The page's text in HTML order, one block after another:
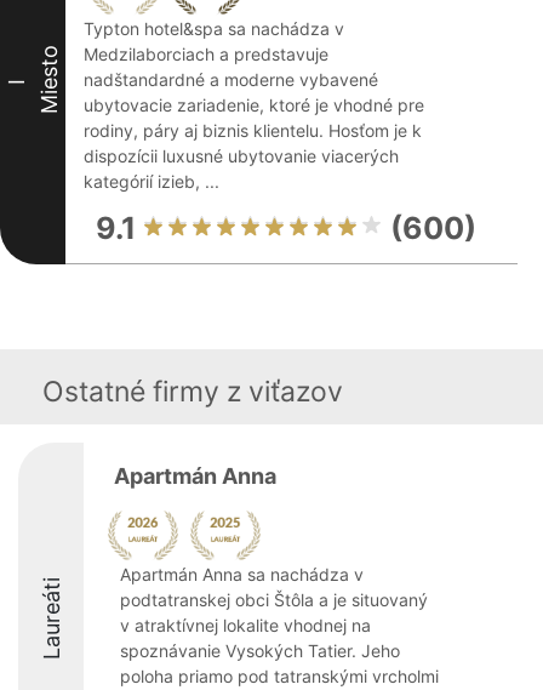
I Miesto
Typton hotel&spa sa nachádza v
Medzilaborciach a predstavuje
nadštandardné a moderne vybavené
ubytovacie zariadenie, ktoré je vhodné pre
rodiny, páry aj biznis klientelu. Hosťom je k
dispozícii luxusné ubytovanie viacerých
kategórií izieb, ...
9.1 (600)
Ostatné firmy z viťazov
Laureáti
Apartmán Anna
Apartmán Anna sa nachádza v
podtatranskej obci Štôla a je situovaný
v atraktívnej lokalite vhodnej na
spoznávanie Vysokých Tatier. Jeho
poloha priamo pod tatranskými vrcholmi